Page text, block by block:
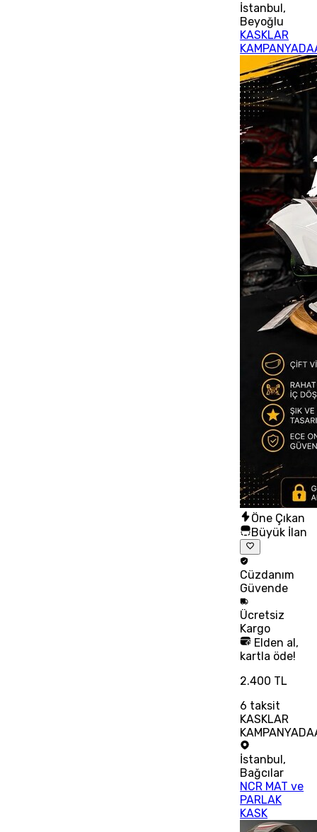
İstanbul,
Beyoğlu
KASKLAR
Öne Çıkan
Büyük İlan
Cüzdanım
Güvende
Ücretsiz
Kargo
Elden al,
kartla öde!
2.400 TL
6 taksit
KASKLAR
İstanbul,
Bağcılar
NCR MAT ve
PARLAK
KASK